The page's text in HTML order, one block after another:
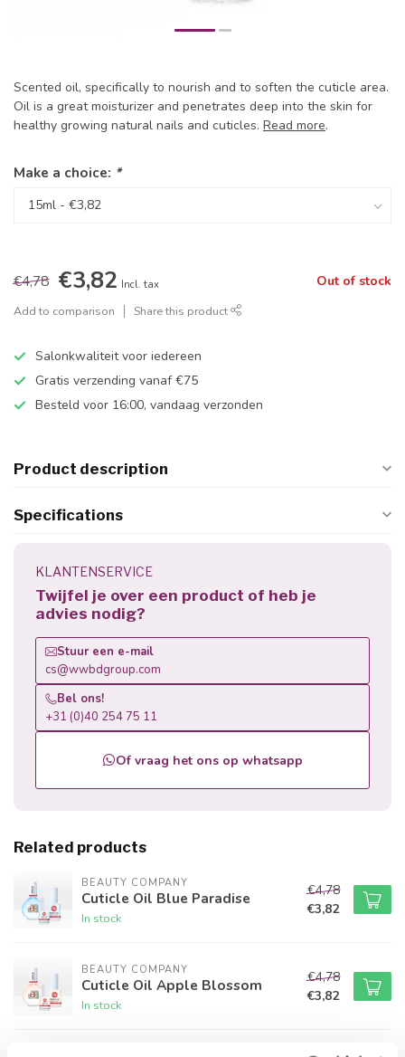
Scented oil, specifically to nourish and to soften the cuticle area.
Oil is a great moisturizer and penetrates deep into the skin for
healthy growing natural nails and cuticles. Read more.
Make a choice: *
€4,78 €3,82 Incl. tax Out of stock
Add to comparison Share this product
Salonkwaliteit voor iedereen
Gratis verzending vanaf €75
Besteld voor 16:00, vandaag verzonden
Product description
Specifications
KLANTENSERVICE
Twijfel je over een product of heb je
advies nodig?
Stuur een e-mail
cs@wwbdgroup.com
Bel ons!
+31 (0)40 254 75 11
Of vraag het ons op whatsapp
Related products
BEAUTY COMPANY
Cuticle Oil Blue Paradise
In stock
€4,78
€3,82
BEAUTY COMPANY
Cuticle Oil Apple Blossom
In stock
€4,78
€3,82